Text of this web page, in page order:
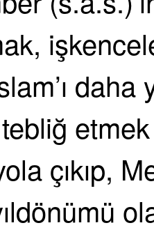
daha
çıkıp,